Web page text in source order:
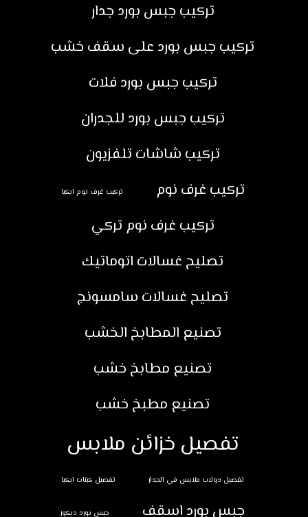
تركيب جبس بورد جدار
تركيب جبس بورد على سقف خشب
تركيب جبس بورد فلات
تركيب جبس بورد للجدران
تركيب شاشات تلفزيون
تركيب غرف نوم
تركيب غرف نوم ايكيا
تركيب غرف نوم تركي
تصليح غسالات اتوماتيك
تصليح غسالات سامسونج
تصنيع المطابخ الخشب
تصنيع مطابخ خشب
تصنيع مطبخ خشب
تفصيل خزائن ملابس
تفصيل دولاب ملابس في الجدار تفصيل كبتات ايكيا
جبس بورد اسقف جبس بورد ديكور